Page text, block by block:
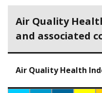
Air Quality
and associated
Air Quality Health